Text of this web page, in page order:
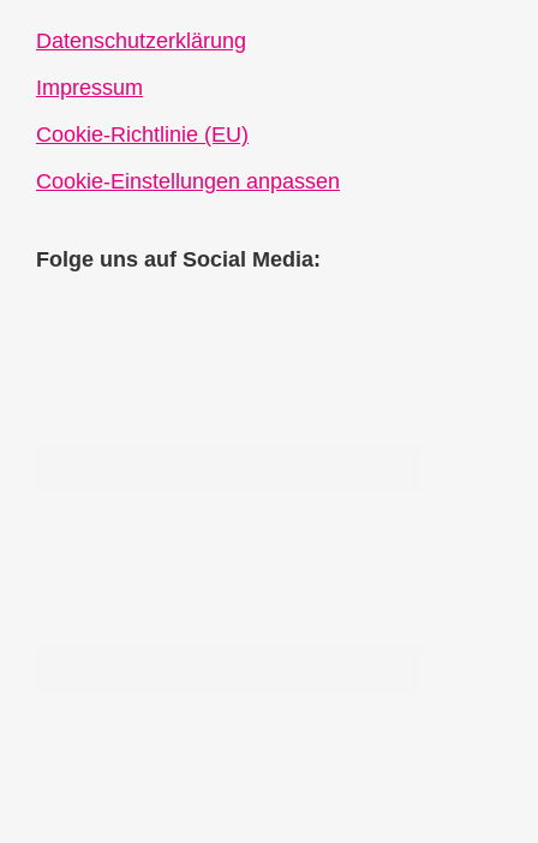
Datenschutzerklärung
Impressum
Cookie-Richtlinie (EU)
Cookie-Einstellungen anpassen
Folge uns auf Social Media: